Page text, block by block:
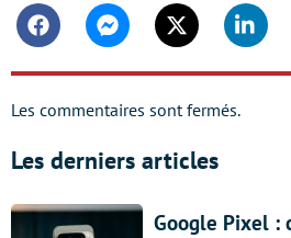
FacebookMessengerTwitter
Les commentaires sont fermés.
Les derniers articles
Google Pixel :